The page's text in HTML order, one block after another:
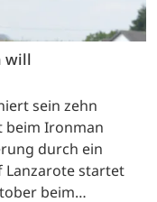
will
sein zehn
beim Ironman
durch ein
Lanzarote startet
beim…